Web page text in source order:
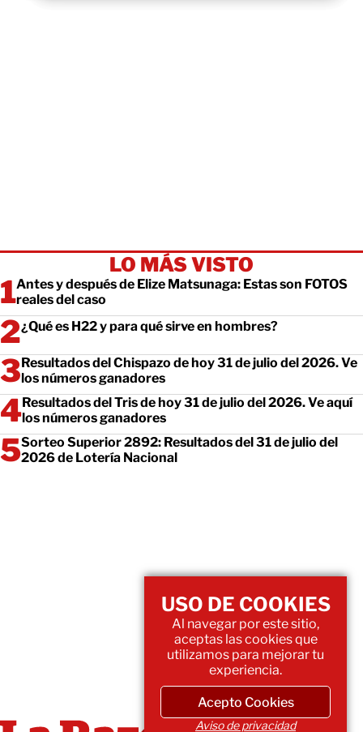
LO MÁS VISTO
Antes y después de Elize Matsunaga: Estas son FOTOS
reales del caso
¿Qué es H22 y para qué sirve en hombres?
Resultados del Chispazo de hoy 31 de julio del 2026. Ve
los números ganadores
Resultados del Tris de hoy 31 de julio del 2026. Ve aquí
los números ganadores
Sorteo Superior 2892: Resultados del 31 de julio del
2026 de Lotería Nacional
USO DE COOKIES
Al navegar por este sitio,
aceptas las cookies que
utilizamos para mejorar tu
experiencia.
Acepto Cookies
Aviso de privacidad